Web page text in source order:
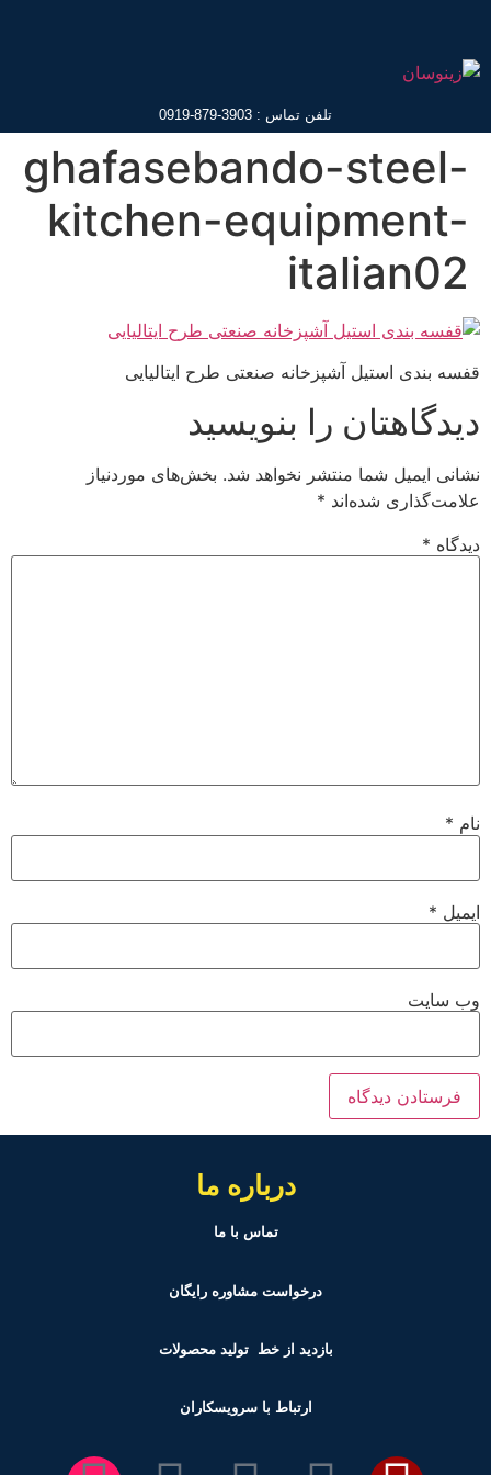
تلفن تماس : 3903-879-0919
ghafasebando-steel-
kitchen-equipment-
italian02
قفسه بندی استیل آشپزخانه صنعتی طرح ایتالیایی
دیدگاهتان را بنویسید
نشانی ایمیل شما منتشر نخواهد شد. بخش‌های موردنیاز
علامت‌گذاری شده‌اند *
دیدگاه *
نام *
ایمیل *
وب‌ سایت
درباره ما
تماس با ما
درخواست مشاوره رایگان
بازدید از خط تولیدمحصولات
ارتباط با سرویسکاران